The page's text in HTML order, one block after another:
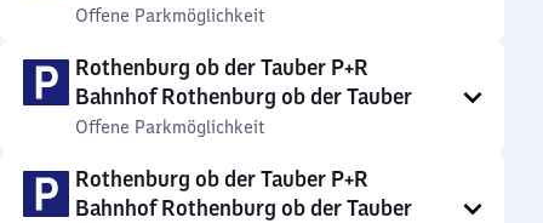
Offene Parkmöglichkeit
Rothenburg ob der Tauber P+R
Bahnhof Rothenburg ob der Tauber
Offene Parkmöglichkeit
Rothenburg ob der Tauber P+R
Bahnhof Rothenburg ob der Tauber